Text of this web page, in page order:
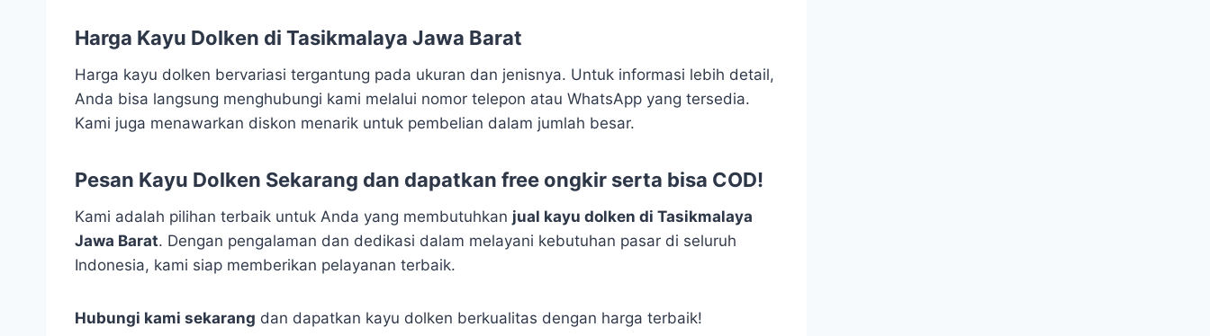
Harga Kayu Dolken di Tasikmalaya Jawa Barat
Harga kayu dolken bervariasi tergantung pada ukuran dan jenisnya. Untuk informasi lebih detail,
Anda bisa langsung menghubungi kami melalui nomor telepon atau WhatsApp yang tersedia.
Kami juga menawarkan diskon menarik untuk pembelian dalam jumlah besar.
Pesan Kayu Dolken Sekarang dan dapatkan free ongkir serta bisa COD!
Kami adalah pilihan terbaik untuk Anda yang membutuhkan jual kayu dolken di Tasikmalaya
Jawa Barat. Dengan pengalaman dan dedikasi dalam melayani kebutuhan pasar di seluruh
Indonesia, kami siap memberikan pelayanan terbaik.
Hubungi kami sekarang dan dapatkan kayu dolken berkualitas dengan harga terbaik!